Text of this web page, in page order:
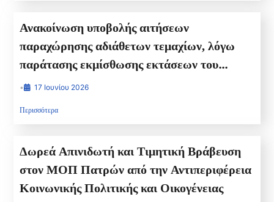
Ανακοίνωση υποβολής αιτήσεων
παραχώρησης αδιάθετων τεμαχίων, λόγω
παράτασης εκμίσθωσης εκτάσεων του
Δημοσίου για καλλιέργεια
• 17 Ιουνίου 2026
Περισσότερα
Δωρεά Απινιδωτή και Τιμητική Βράβευση
στον ΜΟΠ Πατρών από την Αντιπεριφέρεια
Κοινωνικής Πολιτικής και Οικογένειας